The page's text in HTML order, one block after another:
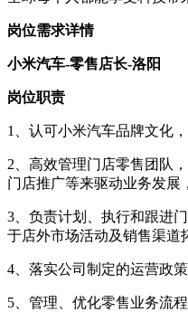
岗位需求详情
小米汽车-零售店长-洛阳
岗位职责
1、认可小米汽车品牌文化
2、高效管理门店零售团队
门店推广等来驱动业务发展
3、负责计划、执行和跟进
于店外市场活动及销售渠道
4、落实公司制定的运营政
5、管理、优化零售业务流